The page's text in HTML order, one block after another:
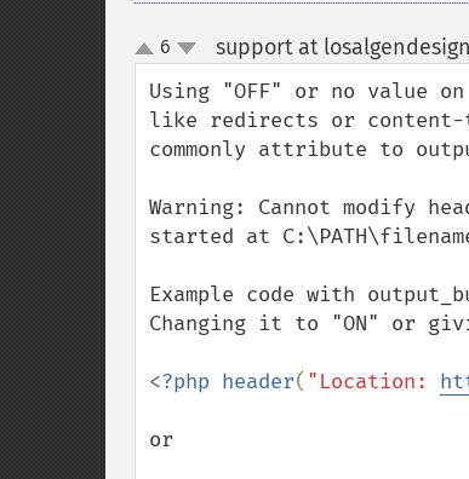
up
down
6 support at
Using "OFF" or no value
like redirects or
commonly attribute to
Warning: Cannot modify
started at
Example code with
Changing it to "ON" or
<?php header( "Location:
or